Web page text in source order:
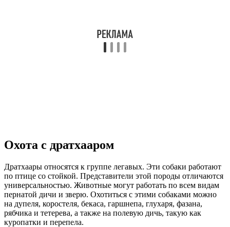
Охота с дратхааром
Дратхаары относятся к группе легавых. Эти собаки работают
по птице со стойкой. Представители этой породы отличаются
универсальностью. Животные могут работать по всем видам
пернатой дичи и зверю. Охотиться с этими собаками можно
на дупеля, коростеля, бекаса, гаршнепа, глухаря, фазана,
рябчика и тетерева, а также на полевую дичь, такую как
куропатки и перепела.